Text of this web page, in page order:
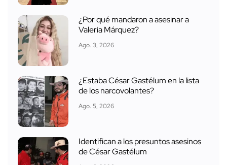
¿Por qué mandaron a asesinar a
Valeria Márquez?
Ago. 3, 2026
¿Estaba César Gastélum en la lista
de los narcovolantes?
Ago. 5, 2026
Identifican a los presuntos asesinos
de César Gastélum